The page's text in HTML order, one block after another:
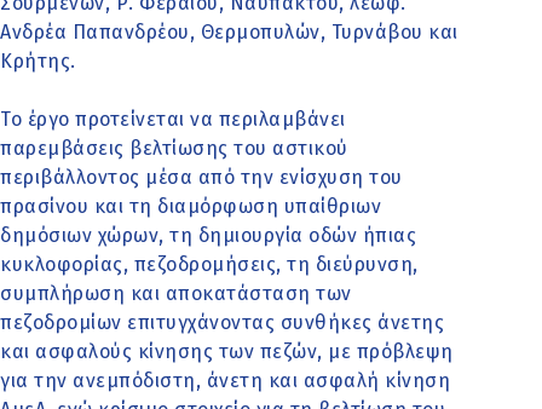
Ανδρέα Παπανδρέου, Θερμοπυλών, Τυρνάβου και
Κρήτης.
Το έργο προτείνεται να περιλαμβάνει
παρεμβάσεις βελτίωσης του αστικού
περιβάλλοντος μέσα από την ενίσχυση του
πρασίνου και τη διαμόρφωση υπαίθριων
δημόσιων χώρων, τη δημιουργία οδών ήπιας
κυκλοφορίας, πεζοδρομήσεις, τη διεύρυνση,
συμπλήρωση και αποκατάσταση των
πεζοδρομίων επιτυγχάνοντας συνθήκες άνετης
και ασφαλούς κίνησης των πεζών, με πρόβλεψη
για την ανεμπόδιστη, άνετη και ασφαλή κίνηση